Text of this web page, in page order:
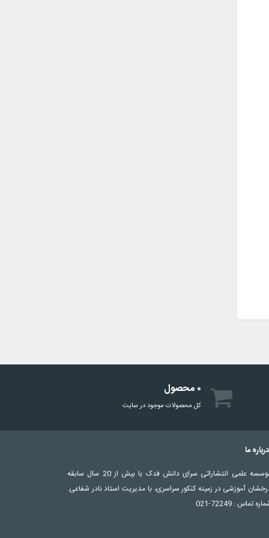
۰ محصول
کل محصولات موجود در سایت
ما
موسسه علمی انتشاراتی سرای دانش فدک با بیش از 20 سال سابقه
آموزشی در زمینه کنکور سراسری، با مدیریت استاد نادر شفاعی.
تماس : 72249-021